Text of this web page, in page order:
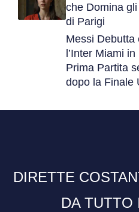
che Domina
di Parigi
Messi Debutta
l’Inter Miami
Prima Partita
dopo la Finale
DIRETTE
DA TUTTO